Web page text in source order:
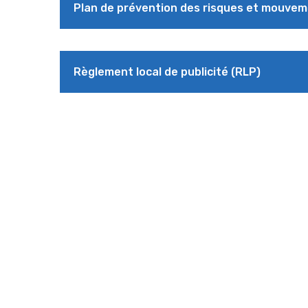
Plan de prévention des risques et
Règlement local de publicité (RLP)